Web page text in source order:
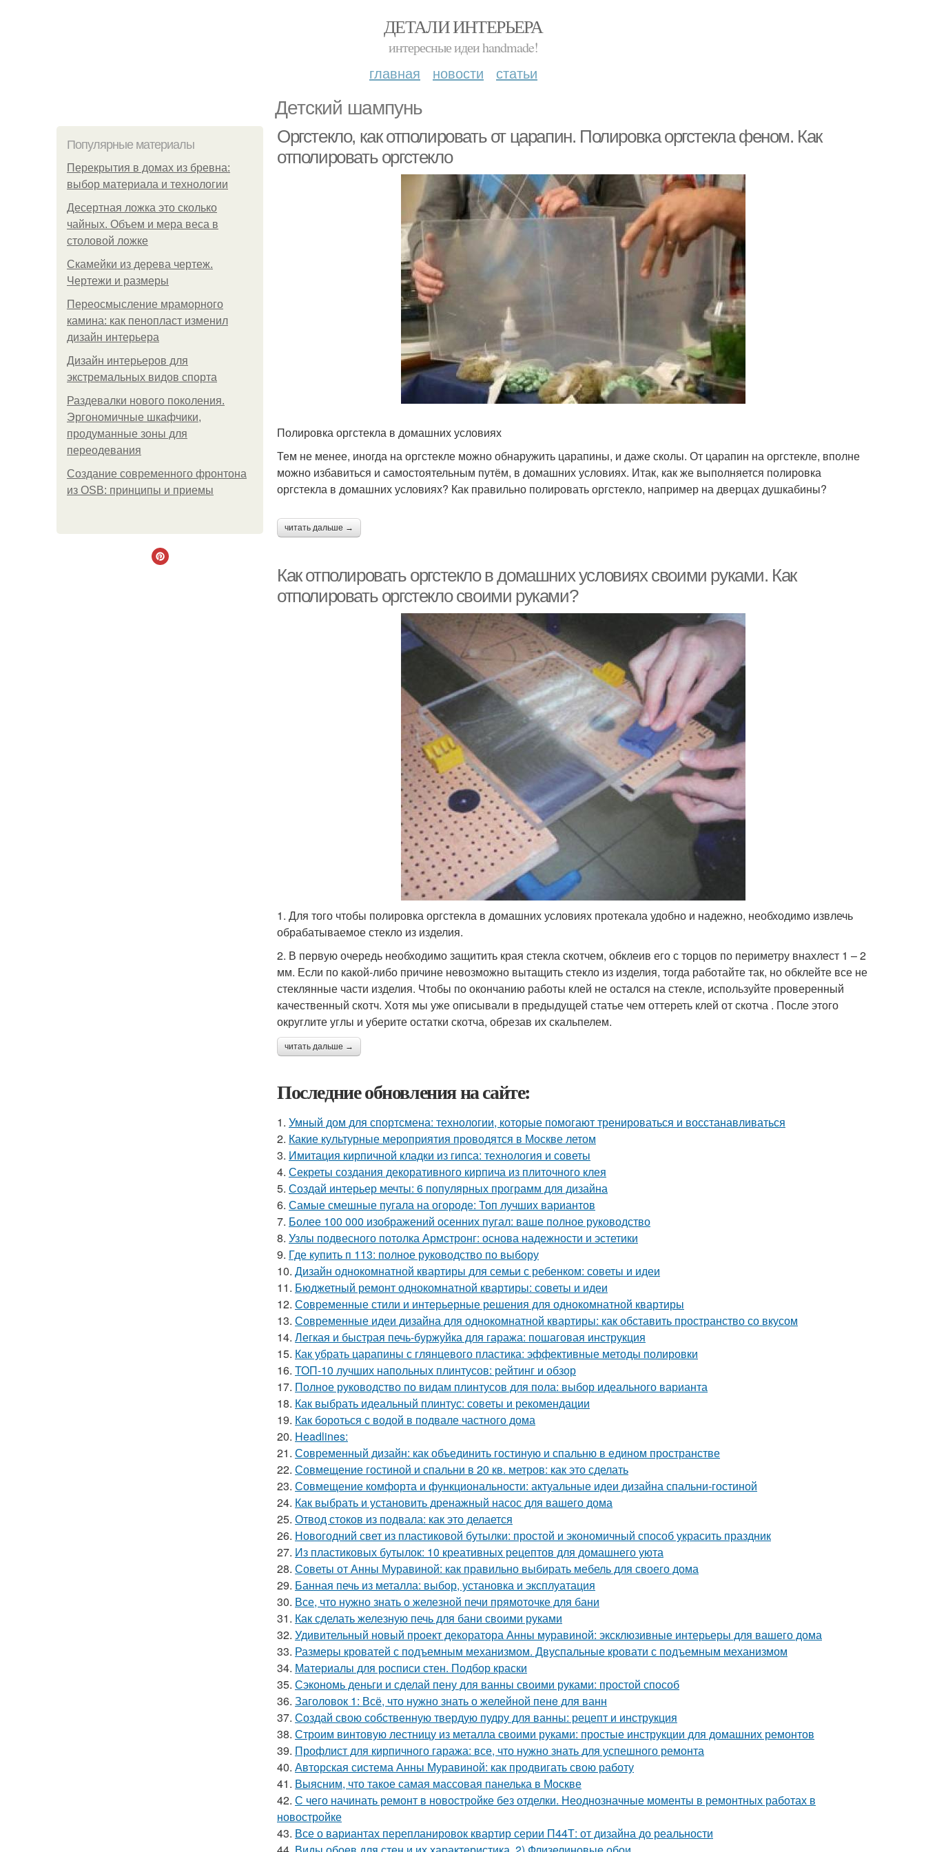
ДЕТАЛИ ИНТЕРЬЕРА
интересные идеи handmade!
главная новости статьи
Детский шампунь
Популярные материалы
Перекрытия в домах из бревна:
выбор материала и технологии
Десертная ложка это сколько
чайных. Объем и мера веса в
столовой ложке
Скамейки из дерева чертеж.
Чертежи и размеры
Переосмысление мраморного
камина: как пенопласт изменил
дизайн интерьера
Дизайн интерьеров для
экстремальных видов спорта
Раздевалки нового поколения.
Эргономичные шкафчики,
продуманные зоны для
переодевания
Создание современного фронтона
из OSB: принципы и приемы
Оргстекло, как отполировать от царапин. Полировка оргстекла феном. Как
отполировать оргстекло
Полировка оргстекла в домашних условиях
Тем не менее, иногда на оргстекле можно обнаружить царапины, и даже сколы. От царапин на оргстекле, вполне
можно избавиться и самостоятельным путём, в домашних условиях. Итак, как же выполняется полировка
оргстекла в домашних условиях? Как правильно полировать оргстекло, например на дверцах душкабины?
читать дальше →
Как отполировать оргстекло в домашних условиях своими руками. Как
отполировать оргстекло своими руками?
1. Для того чтобы полировка оргстекла в домашних условиях протекала удобно и надежно, необходимо извлечь
обрабатываемое стекло из изделия.
2. В первую очередь необходимо защитить края стекла скотчем, обклеив его с торцов по периметру внахлест 1 – 2
мм. Если по какой-либо причине невозможно вытащить стекло из изделия, тогда работайте так, но обклейте все не
стеклянные части изделия. Чтобы по окончанию работы клей не остался на стекле, используйте проверенный
качественный скотч. Хотя мы уже описывали в предыдущей статье чем оттереть клей от скотча . После этого
округлите углы и уберите остатки скотча, обрезав их скальпелем.
читать дальше →
Последние обновления на сайте:
1. Умный дом для спортсмена: технологии, которые помогают тренироваться и восстанавливаться
2. Какие культурные мероприятия проводятся в Москве летом
3. Имитация кирпичной кладки из гипса: технология и советы
4. Секреты создания декоративного кирпича из плиточного клея
5. Создай интерьер мечты: 6 популярных программ для дизайна
6. Самые смешные пугала на огороде: Топ лучших вариантов
7. Более 100 000 изображений осенних пугал: ваше полное руководство
8. Узлы подвесного потолка Армстронг: основа надежности и эстетики
9. Где купить п 113: полное руководство по выбору
10. Дизайн однокомнатной квартиры для семьи с ребенком: советы и идеи
11. Бюджетный ремонт однокомнатной квартиры: советы и идеи
12. Современные стили и интерьерные решения для однокомнатной квартиры
13. Современные идеи дизайна для однокомнатной квартиры: как обставить пространство со вкусом
14. Легкая и быстрая печь-буржуйка для гаража: пошаговая инструкция
15. Как убрать царапины с глянцевого пластика: эффективные методы полировки
16. ТОП-10 лучших напольных плинтусов: рейтинг и обзор
17. Полное руководство по видам плинтусов для пола: выбор идеального варианта
18. Как выбрать идеальный плинтус: советы и рекомендации
19. Как бороться с водой в подвале частного дома
20. Headlines:
21. Современный дизайн: как объединить гостиную и спальню в едином пространстве
22. Совмещение гостиной и спальни в 20 кв. метров: как это сделать
23. Совмещение комфорта и функциональности: актуальные идеи дизайна спальни-гостиной
24. Как выбрать и установить дренажный насос для вашего дома
25. Отвод стоков из подвала: как это делается
26. Новогодний свет из пластиковой бутылки: простой и экономичный способ украсить праздник
27. Из пластиковых бутылок: 10 креативных рецептов для домашнего уюта
28. Советы от Анны Муравиной: как правильно выбирать мебель для своего дома
29. Банная печь из металла: выбор, установка и эксплуатация
30. Все, что нужно знать о железной печи прямоточке для бани
31. Как сделать железную печь для бани своими руками
32. Удивительный новый проект декоратора Анны муравиной: эксклюзивные интерьеры для вашего дома
33. Размеры кроватей с подъемным механизмом. Двуспальные кровати с подъемным механизмом
34. Материалы для росписи стен. Подбор краски
35. Сэкономь деньги и сделай пену для ванны своими руками: простой способ
36. Заголовок 1: Всё, что нужно знать о желейной пенe для ванн
37. Создай свою собственную твердую пудру для ванны: рецепт и инструкция
38. Строим винтовую лестницу из металла своими руками: простые инструкции для домашних ремонтов
39. Профлист для кирпичного гаража: все, что нужно знать для успешного ремонта
40. Авторская система Анны Муравиной: как продвигать свою работу
41. Выясним, что такое самая массовая панелька в Москве
42. С чего начинать ремонт в новостройке без отделки. Неоднозначные моменты в ремонтных работах в
новостройке
43. Все о вариантах перепланировок квартир серии П44Т: от дизайна до реальности